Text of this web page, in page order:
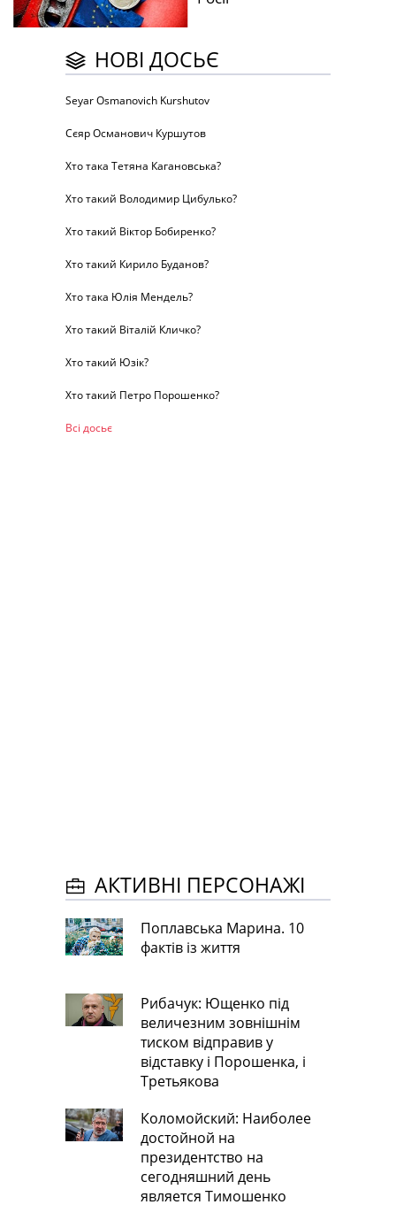
НОВІ ДОСЬЄ
Seyar Osmanovich Kurshutov
Сєяр Османович Куршутов
Хто така Тетяна Кагановська?
Хто такий Володимир Цибулько?
Хто такий Віктор Бобиренко?
Хто такий Кирило Буданов?
Хто така Юлія Мендель?
Хто такий Віталій Кличко?
Хто такий Юзік?
Хто такий Петро Порошенко?
Всі досьє
АКТИВНІ ПЕРСОНАЖІ
Поплавська Марина. 10
фактів із життя
Рибачук: Ющенко під
величезним зовнішнім
тиском відправив у
відставку і Порошенка, і
Третьякова
Коломойский: Наиболее
достойной на
президентство на
сегодняшний день
является Тимошенко